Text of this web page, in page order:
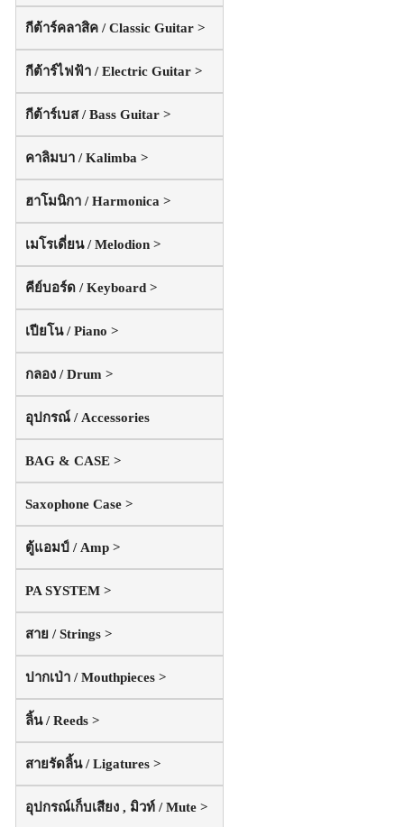
กีต้าร์คลาสิค / Classic Guitar >
กีต้าร์ไฟฟ้า / Electric Guitar >
กีต้าร์เบส / Bass Guitar >
คาลิมบา / Kalimba >
ฮาโมนิกา / Harmonica >
เมโรเดี่ยน / Melodion >
คีย์บอร์ด / Keyboard >
เปียโน / Piano >
กลอง / Drum >
อุปกรณ์ / Accessories
BAG & CASE >
Saxophone Case >
ตู้แอมป์ / Amp >
PA SYSTEM >
สาย / Strings >
ปากเป่า / Mouthpieces >
ลิ้น / Reeds >
สายรัดลิ้น / Ligatures >
อุปกรณ์เก็บเสียง , มิวท์ / Mute >